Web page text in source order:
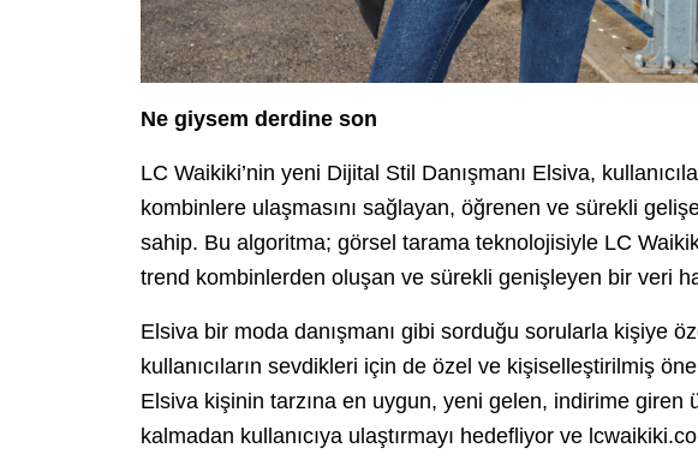
Ne giysem derdine son
LC Waikiki’nin yeni Dijital Stil Danışmanı Elsiva,
kombinlere ulaşmasını sağlayan, öğrenen ve sürekli
sahip. Bu algoritma; görsel tarama teknolojisiyle LC
trend kombinlerden oluşan ve sürekli genişleyen bir veri
Elsiva bir moda danışmanı gibi sorduğu sorularla kişiye
kullanıcıların sevdikleri için de özel ve kişiselleştirilmiş
Elsiva kişinin tarzına en uygun, yeni gelen, indirime giren
kalmadan kullanıcıya ulaştırmayı hedefliyor ve